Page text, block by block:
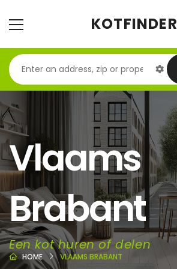
KOTFINDER
Vlaams
Brabant
Een kot huren of delen
HOME VLAAMS BRABANT